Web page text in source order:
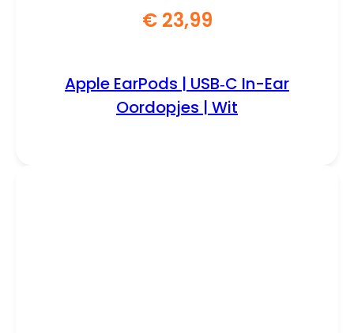
€23,99
Apple EarPods | USB‑C In-Ear
Oordopjes | Wit